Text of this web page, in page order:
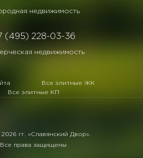
недвижимость
(495) 228-03-36
недвижимость
Все элитные ЖК
Все элитные КП
2026 гг. «Славянский Двор».
Все права защищены